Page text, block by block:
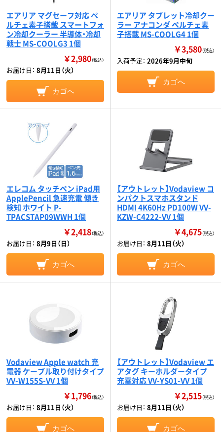
エアリア マグセーフ対応 ペ
ルチェ素子搭載 スマートフォ
ン冷却クーラー 半導体・冷却
戦士 MS-COOLG3 1個
￥2,980（税込）
お届け日： 8月11日（火）
カゴへ
エアリア タブレット冷却クー
ラー アナコンダ ペルチェ素
子搭載 MS-COOLG4 1個
￥3,580（税込）
入荷予定： 2026年9月中旬
カゴへ
エレコム タッチペン iPad用
ApplePencil 急速充電 傾き
検知 ホワイト P-
TPACSTAP09WWH 1個
￥2,418（税込）
お届け日： 8月9日（日）
カゴへ
【アウトレット】Vodaview コ
ンパクトスマホスタンド
HDMI 4K60Hz PD100W VV-
KZW-C4222-VV 1個
￥4,675（税込）
お届け日： 8月11日（火）
カゴへ
Vodaview Apple watch 充
電器 ケーブル取り付けタイプ
VV-W155S-VV 1個
￥1,796（税込）
お届け日： 8月11日（火）
カゴへ
【アウトレット】Vodaview エ
アタグ キーホルダータイプ
充電対応 VV-YS01-VV 1個
￥2,515（税込）
お届け日： 8月11日（火）
カゴへ